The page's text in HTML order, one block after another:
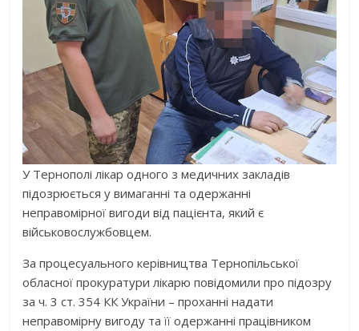
У Тернополі лікар одного з медичних закладів
підозрюється у вимаганні та одержанні
неправомірної вигоди від пацієнта, який є
військовослужбовцем.
За процесуального керівництва Тернопільської
обласної прокуратури лікарю повідомили про підозру
за ч. 3 ст. 354 КК України – проханні надати
неправомірну вигоду та її одержанні працівником